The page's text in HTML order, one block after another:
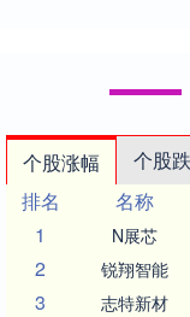
个股涨幅 个股
排名
名称
1
N展芯
2 锐翔智能
3 志特新材